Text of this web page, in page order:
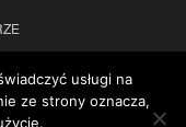
KONTAKT
usługi na
ze strony oznacza,